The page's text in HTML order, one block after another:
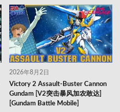
2026年8月2日
Victory 2 Assault-Buster Cannon
Gundam [V2突击暴风加农敢达]
[Gundam Battle Mobile]